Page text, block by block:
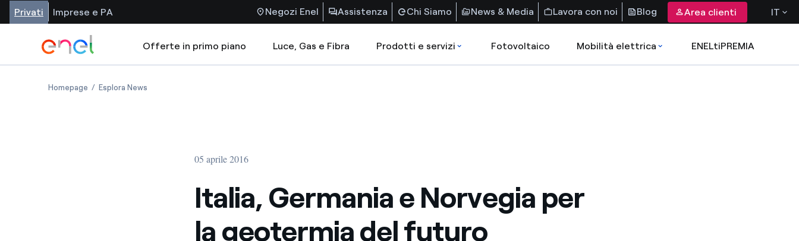
Privati Imprese e PA Negozi Enel Assistenza Chi Siamo News & Media Lavora con noi Blog Area clienti IT
Offerte in primo piano Luce, Gas e Fibra Prodotti e servizi Fotovoltaico Mobilità elettrica ENELtiPREMIA
Homepage Esplora News
05 aprile 2016
Italia, Germania e Norvegia per
la geotermia del futuro